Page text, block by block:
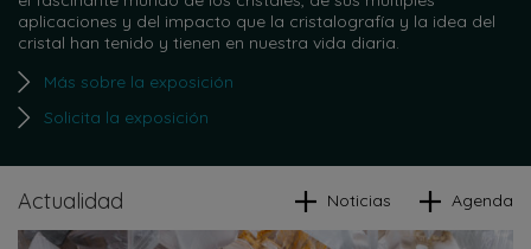
aplicaciones y del impacto que la cristalografía y la idea del
cristal han tenido y tienen en nuestra vida diaria.
Más sobre la exposición
Solicita la exposición
Actualidad Noticias Agenda